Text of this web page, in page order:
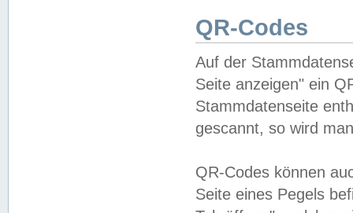
QR-Codes
Auf der
Seite anzeigen" ein
Stammdatenseite
gescannt, so wird
QR-Codes können
Seite eines Pegels